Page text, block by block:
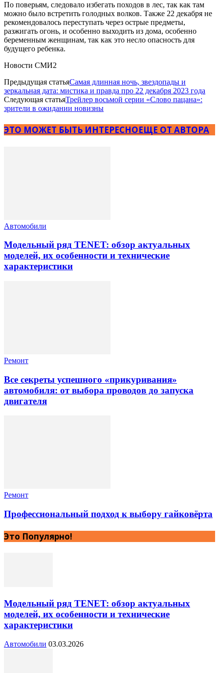
По поверьям, следовало избегать походов в лес, так как там
можно было встретить голодных волков. Также 22 декабря не
рекомендовалось переступать через острые предметы,
разжигать огонь, и особенно выходить из дома, особенно
беременным женщинам, так как это несло опасность для
будущего ребенка.
Новости СМИ2
Предыдущая статьяСамая длинная ночь, звездопады и
зеркальная дата: мистика и правда про 22 декабря 2023 года
Следующая статьяТрейлер восьмой серии «Слово пацана»:
зрители в ожидании новизны
ЭТО МОЖЕТ БЫТЬ ИНТЕРЕСНОЕЩЕ ОТ АВТОРА
Автомобили
Модельный ряд TENET: обзор актуальных
моделей, их особенности и технические
характеристики
Ремонт
Все секреты успешного «прикуривания»
автомобиля: от выбора проводов до запуска
двигателя
Ремонт
Профессиональный подход к выбору гайковёрта
Это Популярно!
Модельный ряд TENET: обзор актуальных
моделей, их особенности и технические
характеристики
Автомобили 03.03.2026